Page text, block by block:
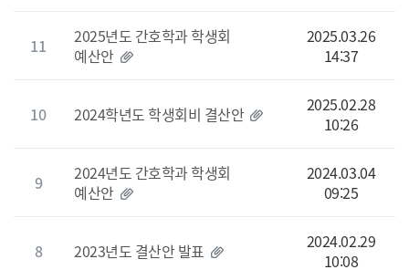
11
2025년도 간호학과 학생회
예산안
2025.03.26
14:37
10 2024학년도 학생회비 결산안
2025.02.28
10:26
9
2024년도 간호학과 학생회
예산안
2024.03.04
09:25
8 2023년도 결산안 발표
2024.02.29
10:08